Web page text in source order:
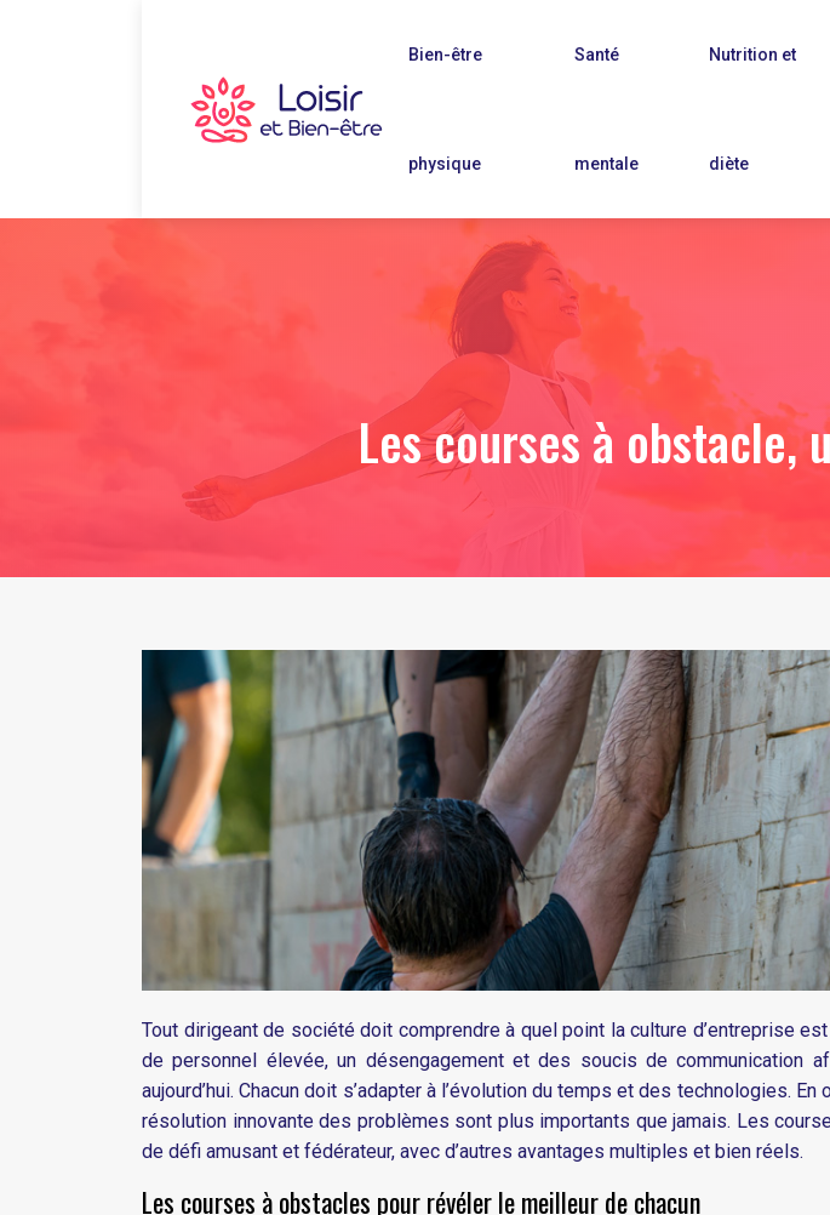
Bien-être
physique
Santé
mentale
Nutrition et
diète
Les courses à
Tout dirigeant de société doit comprendre à quel point la culture d’entreprise
de personnel élevée, un désengagement et des soucis de communication
aujourd’hui. Chacun doit s’adapter à l’évolution du temps et des technologies.
résolution innovante des problèmes sont plus importants que jamais. Les
de défi amusant et fédérateur, avec d’autres avantages multiples et bien réels.
Les courses à obstacles pour révéler le meilleur de chacun